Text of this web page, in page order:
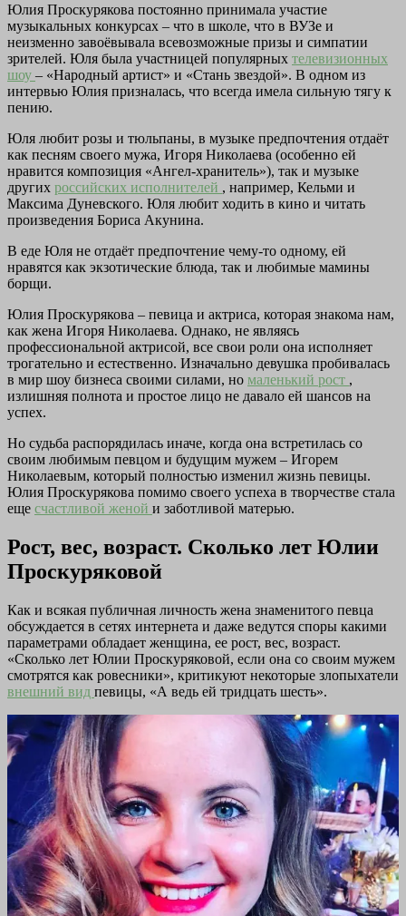
Юлия Проскурякова постоянно принимала участие
музыкальных конкурсах – что в школе, что в ВУЗе и
неизменно завоёвывала всевозможные призы и симпатии
зрителей. Юля была участницей популярных телевизионных
шоу – «Народный артист» и «Стань звездой». В одном из
интервью Юлия призналась, что всегда имела сильную тягу к
пению.
Юля любит розы и тюльпаны, в музыке предпочтения отдаёт
как песням своего мужа, Игоря Николаева (особенно ей
нравится композиция «Ангел-хранитель»), так и музыке
других российских исполнителей , например, Кельми и
Максима Дуневского. Юля любит ходить в кино и читать
произведения Бориса Акунина.
В еде Юля не отдаёт предпочтение чему-то одному, ей
нравятся как экзотические блюда, так и любимые мамины
борщи.
Юлия Проскурякова – певица и актриса, которая знакома нам,
как жена Игоря Николаева. Однако, не являясь
профессиональной актрисой, все свои роли она исполняет
трогательно и естественно. Изначально девушка пробивалась
в мир шоу бизнеса своими силами, но маленький рост ,
излишняя полнота и простое лицо не давало ей шансов на
успех.
Но судьба распорядилась иначе, когда она встретилась со
своим любимым певцом и будущим мужем – Игорем
Николаевым, который полностью изменил жизнь певицы.
Юлия Проскурякова помимо своего успеха в творчестве стала
еще счастливой женой и заботливой матерью.
Рост, вес, возраст. Сколько лет Юлии
Проскуряковой
Как и всякая публичная личность жена знаменитого певца
обсуждается в сетях интернета и даже ведутся споры какими
параметрами обладает женщина, ее рост, вес, возраст.
«Сколько лет Юлии Проскуряковой, если она со своим мужем
смотрятся как ровесники», критикуют некоторые злопыхатели
внешний вид певицы, «А ведь ей тридцать шесть».